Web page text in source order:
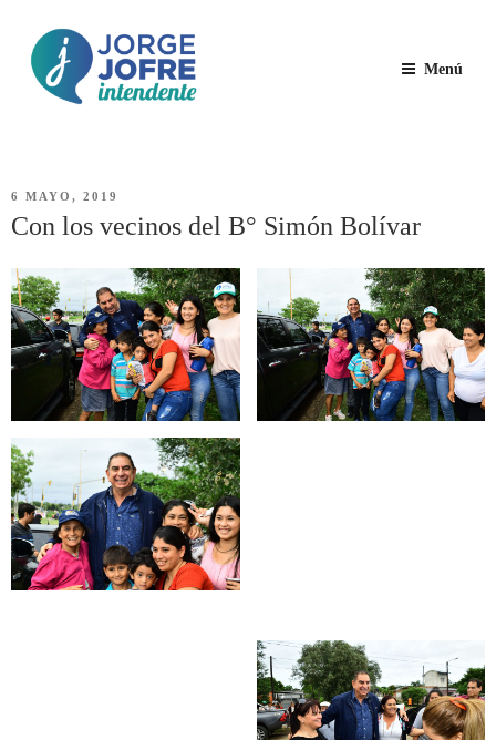
contenido
JORGE
Jorge Jofre – descripción
Menú
PUBLICADO
EL
6 MAYO, 2019
Con los vecinos del B° Simón Bolívar